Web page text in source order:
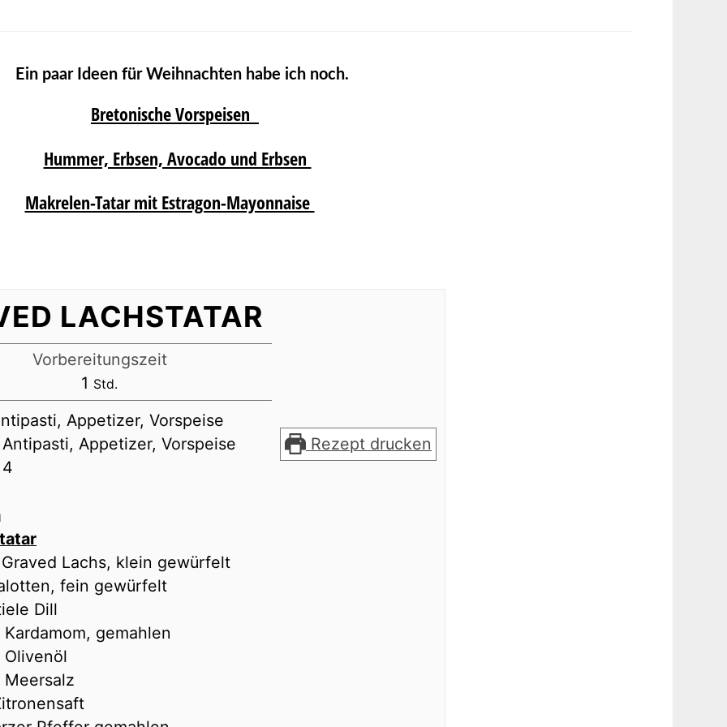
Ein paar Ideen für Weihnachten habe ich noch.
Bretonische Vorspeisen
Hummer, Erbsen, Avocado und Erbsen
Makrelen-Tatar mit Estragon-Mayonnaise
Rezept drucken
LACHSTATAR
Vorbereitungszeit
1 Stunde
Std.
Appetizer, Vorspeise
Antipasti, Appetizer, Vorspeise
4
Graved Lachs, klein gewürfelt
fein gewürfelt
Dill
Kardamom, gemahlen
Olivenöl
Meersalz